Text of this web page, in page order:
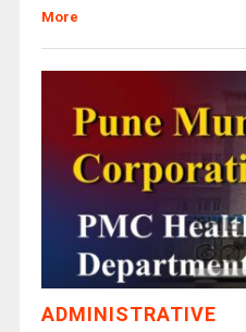
More
ADMINISTRATIVE